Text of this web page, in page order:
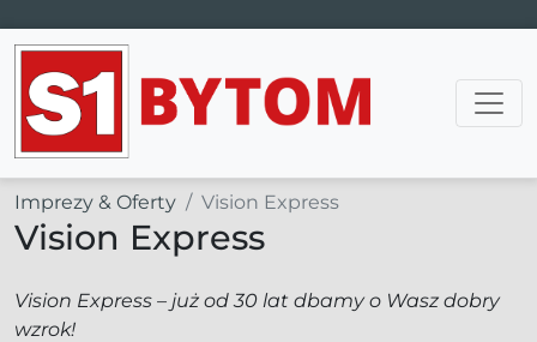
Main Navigation
Imprezy & Oferty Vision Express
Vision Express
Vision Express – już od 30 lat dbamy o Wasz dobry
wzrok!